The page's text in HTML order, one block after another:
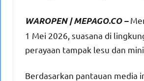
WAROPEN | MEPAGO.CO –
1 Mei 2026, suasana di
perayaan tampak lesu dan
Berdasarkan pantauan media